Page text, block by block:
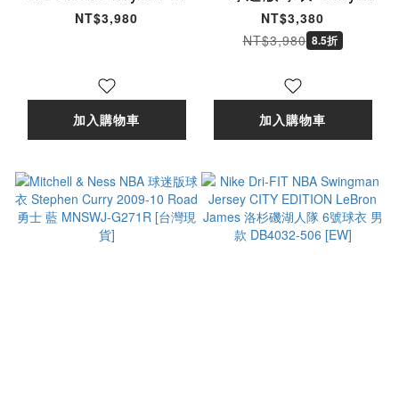
少年球衣 湖人隊 背心
NT$3,980
加入購物車
Payton 1994-95
Home 超音速 白
灣現貨]
NT$3,380
NT$3,980 8.5折
加入購物車